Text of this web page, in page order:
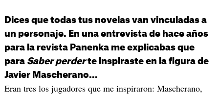
Dices que todas tus novelas van vinculadas a
un personaje. En una entrevista de hace años
para la revista Panenka me explicabas que
para Saber perderte inspiraste en la figura de
Javier Mascherano...
Eran tres los jugadores que me inspiraron: Mascherano,